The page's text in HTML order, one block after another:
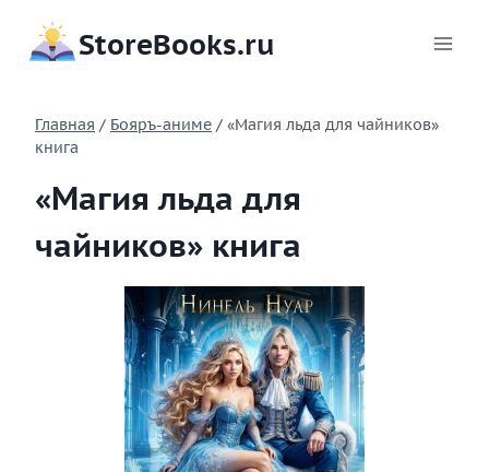
содержимому
StoreBooks.ru
Главная / Бояръ-аниме / «Магия льда для чайников»
книга
«Магия льда для
чайников» книга